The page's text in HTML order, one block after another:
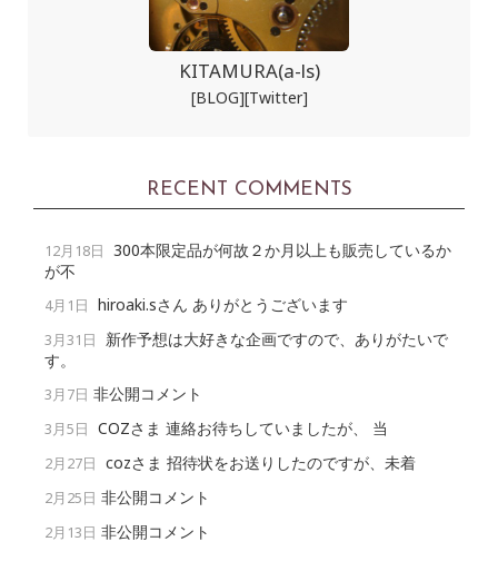
KITAMURA(a-ls)
[BLOG][Twitter]
RECENT COMMENTS
12月18日 300本限定品が何故２か月以上も販売しているか
が不
4月1日 hiroaki.sさん ありがとうございます
3月31日
新作予想は大好きな企画ですので、ありがたいで
す。
3月7日 非公開コメント
3月5日 COZさま 連絡お待ちしていましたが、 当
2月27日 cozさま 招待状をお送りしたのですが、未着
2月25日 非公開コメント
2月13日 非公開コメント